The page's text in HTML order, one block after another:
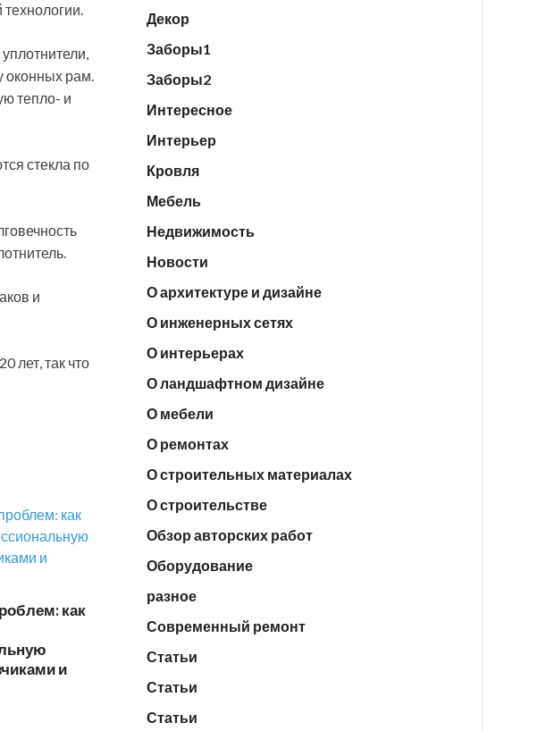
технологии.
оконных рам.
тепло- и
стекла по
и
лет, так что
как
и
Декор
Заборы1
Заборы2
Интересное
Интерьер
Кровля
Мебель
Недвижимость
Новости
О архитектуре и дизайне
О инженерных сетях
О интерьерах
О ландшафтном дизайне
О мебели
О ремонтах
О строительных материалах
О строительстве
Обзор авторских работ
Оборудование
разное
Современный ремонт
Статьи
Статьи
Статьи